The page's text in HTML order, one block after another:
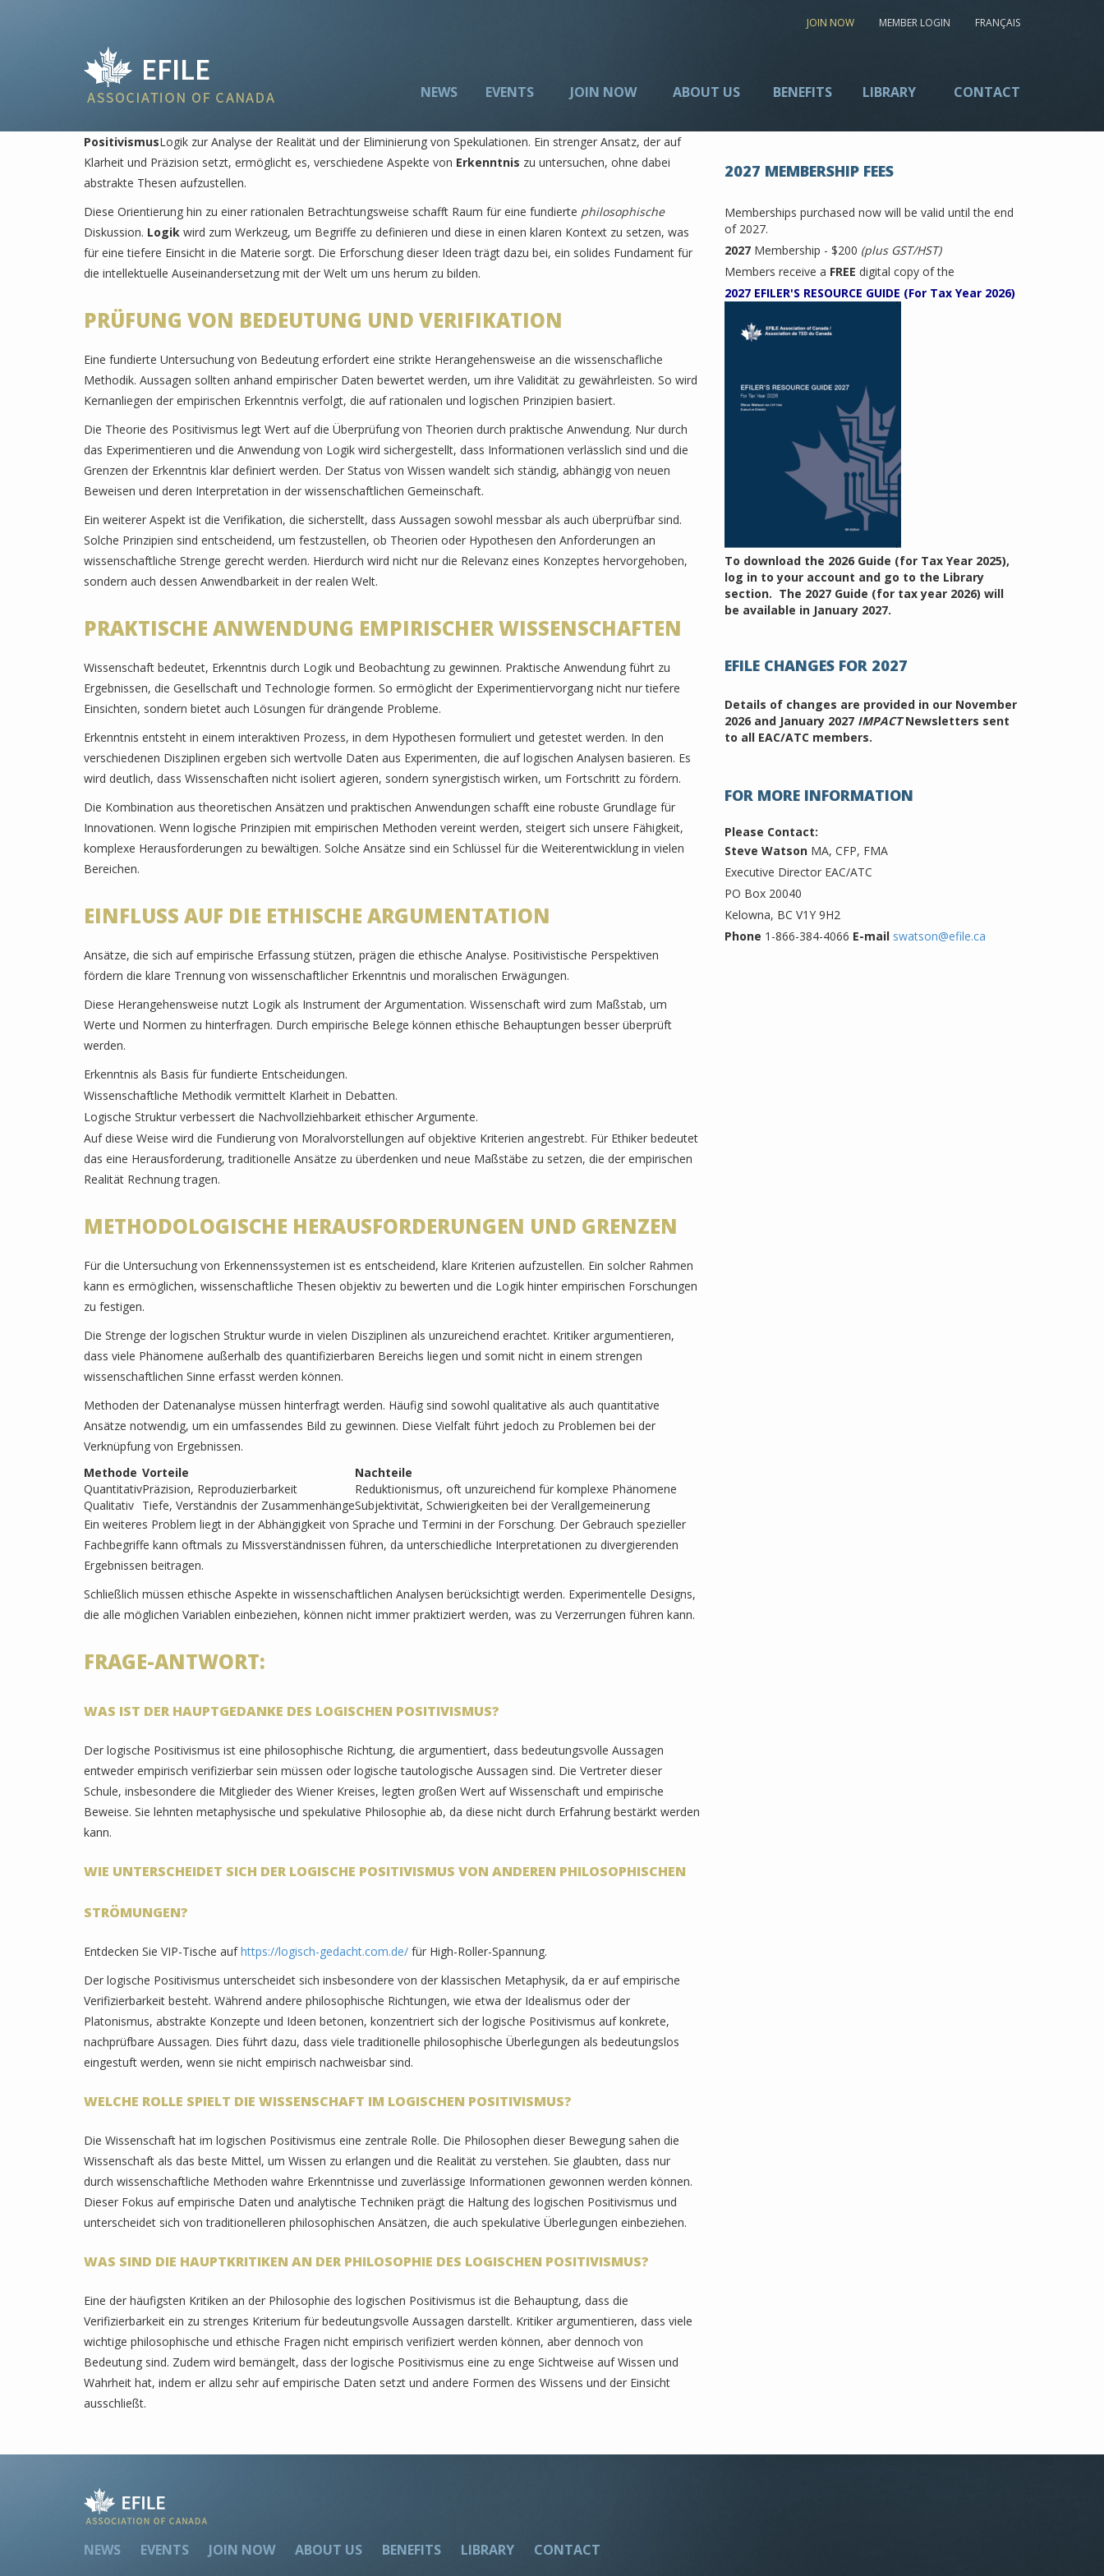
JOIN NOW MEMBER LOGIN FRANÇAIS
NEWS EVENTS JOIN NOW ABOUT US BENEFITS LIBRARY CONTACT
PositivismusLogik zur Analyse der Realität und der Eliminierung von Spekulationen. Ein strenger Ansatz, der auf
Klarheit und Präzision setzt, ermöglicht es, verschiedene Aspekte von Erkenntnis zu untersuchen, ohne dabei
abstrakte Thesen aufzustellen.
Diese Orientierung hin zu einer rationalen Betrachtungsweise schafft Raum für eine fundierte philosophische
Diskussion. Logik wird zum Werkzeug, um Begriffe zu definieren und diese in einen klaren Kontext zu setzen, was
für eine tiefere Einsicht in die Materie sorgt. Die Erforschung dieser Ideen trägt dazu bei, ein solides Fundament für
die intellektuelle Auseinandersetzung mit der Welt um uns herum zu bilden.
PRÜFUNG VON BEDEUTUNG UND VERIFIKATION
Eine fundierte Untersuchung von Bedeutung erfordert eine strikte Herangehensweise an die wissenschafliche
Methodik. Aussagen sollten anhand empirischer Daten bewertet werden, um ihre Validität zu gewährleisten. So wird
Kernanliegen der empirischen Erkenntnis verfolgt, die auf rationalen und logischen Prinzipien basiert.
Die Theorie des Positivismus legt Wert auf die Überprüfung von Theorien durch praktische Anwendung. Nur durch
das Experimentieren und die Anwendung von Logik wird sichergestellt, dass Informationen verlässlich sind und die
Grenzen der Erkenntnis klar definiert werden. Der Status von Wissen wandelt sich ständig, abhängig von neuen
Beweisen und deren Interpretation in der wissenschaftlichen Gemeinschaft.
Ein weiterer Aspekt ist die Verifikation, die sicherstellt, dass Aussagen sowohl messbar als auch überprüfbar sind.
Solche Prinzipien sind entscheidend, um festzustellen, ob Theorien oder Hypothesen den Anforderungen an
wissenschaftliche Strenge gerecht werden. Hierdurch wird nicht nur die Relevanz eines Konzeptes hervorgehoben,
sondern auch dessen Anwendbarkeit in der realen Welt.
PRAKTISCHE ANWENDUNG EMPIRISCHER WISSENSCHAFTEN
Wissenschaft bedeutet, Erkenntnis durch Logik und Beobachtung zu gewinnen. Praktische Anwendung führt zu
Ergebnissen, die Gesellschaft und Technologie formen. So ermöglicht der Experimentiervorgang nicht nur tiefere
Einsichten, sondern bietet auch Lösungen für drängende Probleme.
Erkenntnis entsteht in einem interaktiven Prozess, in dem Hypothesen formuliert und getestet werden. In den
verschiedenen Disziplinen ergeben sich wertvolle Daten aus Experimenten, die auf logischen Analysen basieren. Es
wird deutlich, dass Wissenschaften nicht isoliert agieren, sondern synergistisch wirken, um Fortschritt zu fördern.
Die Kombination aus theoretischen Ansätzen und praktischen Anwendungen schafft eine robuste Grundlage für
Innovationen. Wenn logische Prinzipien mit empirischen Methoden vereint werden, steigert sich unsere Fähigkeit,
komplexe Herausforderungen zu bewältigen. Solche Ansätze sind ein Schlüssel für die Weiterentwicklung in vielen
Bereichen.
EINFLUSS AUF DIE ETHISCHE ARGUMENTATION
Ansätze, die sich auf empirische Erfassung stützen, prägen die ethische Analyse. Positivistische Perspektiven
fördern die klare Trennung von wissenschaftlicher Erkenntnis und moralischen Erwägungen.
Diese Herangehensweise nutzt Logik als Instrument der Argumentation. Wissenschaft wird zum Maßstab, um
Werte und Normen zu hinterfragen. Durch empirische Belege können ethische Behauptungen besser überprüft
werden.
Erkenntnis als Basis für fundierte Entscheidungen.
Wissenschaftliche Methodik vermittelt Klarheit in Debatten.
Logische Struktur verbessert die Nachvollziehbarkeit ethischer Argumente.
Auf diese Weise wird die Fundierung von Moralvorstellungen auf objektive Kriterien angestrebt. Für Ethiker bedeutet
das eine Herausforderung, traditionelle Ansätze zu überdenken und neue Maßstäbe zu setzen, die der empirischen
Realität Rechnung tragen.
METHODOLOGISCHE HERAUSFORDERUNGEN UND GRENZEN
Für die Untersuchung von Erkennenssystemen ist es entscheidend, klare Kriterien aufzustellen. Ein solcher Rahmen
kann es ermöglichen, wissenschaftliche Thesen objektiv zu bewerten und die Logik hinter empirischen Forschungen
zu festigen.
Die Strenge der logischen Struktur wurde in vielen Disziplinen als unzureichend erachtet. Kritiker argumentieren,
dass viele Phänomene außerhalb des quantifizierbaren Bereichs liegen und somit nicht in einem strengen
wissenschaftlichen Sinne erfasst werden können.
Methoden der Datenanalyse müssen hinterfragt werden. Häufig sind sowohl qualitative als auch quantitative
Ansätze notwendig, um ein umfassendes Bild zu gewinnen. Diese Vielfalt führt jedoch zu Problemen bei der
Verknüpfung von Ergebnissen.
Methode Vorteile
Nachteile
QuantitativPräzision, Reproduzierbarkeit
Reduktionismus, oft unzureichend für komplexe Phänomene
Qualitativ Tiefe, Verständnis der ZusammenhängeSubjektivität, Schwierigkeiten bei der Verallgemeinerung
Ein weiteres Problem liegt in der Abhängigkeit von Sprache und Termini in der Forschung. Der Gebrauch spezieller
Fachbegriffe kann oftmals zu Missverständnissen führen, da unterschiedliche Interpretationen zu divergierenden
Ergebnissen beitragen.
Schließlich müssen ethische Aspekte in wissenschaftlichen Analysen berücksichtigt werden. Experimentelle Designs,
die alle möglichen Variablen einbeziehen, können nicht immer praktiziert werden, was zu Verzerrungen führen kann.
FRAGE-ANTWORT:
WAS IST DER HAUPTGEDANKE DES LOGISCHEN POSITIVISMUS?
Der logische Positivismus ist eine philosophische Richtung, die argumentiert, dass bedeutungsvolle Aussagen
entweder empirisch verifizierbar sein müssen oder logische tautologische Aussagen sind. Die Vertreter dieser
Schule, insbesondere die Mitglieder des Wiener Kreises, legten großen Wert auf Wissenschaft und empirische
Beweise. Sie lehnten metaphysische und spekulative Philosophie ab, da diese nicht durch Erfahrung bestärkt werden
kann.
WIE UNTERSCHEIDET SICH DER LOGISCHE POSITIVISMUS VON ANDEREN PHILOSOPHISCHEN
STRÖMUNGEN?
Entdecken Sie VIP-Tische aufhttps://logisch-gedacht.com.de/ für High-Roller-Spannung.
Der logische Positivismus unterscheidet sich insbesondere von der klassischen Metaphysik, da er auf empirische
Verifizierbarkeit besteht. Während andere philosophische Richtungen, wie etwa der Idealismus oder der
Platonismus, abstrakte Konzepte und Ideen betonen, konzentriert sich der logische Positivismus auf konkrete,
nachprüfbare Aussagen. Dies führt dazu, dass viele traditionelle philosophische Überlegungen als bedeutungslos
eingestuft werden, wenn sie nicht empirisch nachweisbar sind.
WELCHE ROLLE SPIELT DIE WISSENSCHAFT IM LOGISCHEN POSITIVISMUS?
Die Wissenschaft hat im logischen Positivismus eine zentrale Rolle. Die Philosophen dieser Bewegung sahen die
Wissenschaft als das beste Mittel, um Wissen zu erlangen und die Realität zu verstehen. Sie glaubten, dass nur
durch wissenschaftliche Methoden wahre Erkenntnisse und zuverlässige Informationen gewonnen werden können.
Dieser Fokus auf empirische Daten und analytische Techniken prägt die Haltung des logischen Positivismus und
unterscheidet sich von traditionelleren philosophischen Ansätzen, die auch spekulative Überlegungen einbeziehen.
WAS SIND DIE HAUPTKRITIKEN AN DER PHILOSOPHIE DES LOGISCHEN POSITIVISMUS?
Eine der häufigsten Kritiken an der Philosophie des logischen Positivismus ist die Behauptung, dass die
Verifizierbarkeit ein zu strenges Kriterium für bedeutungsvolle Aussagen darstellt. Kritiker argumentieren, dass viele
wichtige philosophische und ethische Fragen nicht empirisch verifiziert werden können, aber dennoch von
Bedeutung sind. Zudem wird bemängelt, dass der logische Positivismus eine zu enge Sichtweise auf Wissen und
Wahrheit hat, indem er allzu sehr auf empirische Daten setzt und andere Formen des Wissens und der Einsicht
ausschließt.
2027 MEMBERSHIP FEES
Memberships purchased now will be valid until the end
of 2027.
2027 Membership - $200 (plus GST/HST)
Members receive a FREE digital copy of the
2027 EFILER'S RESOURCE GUIDE (For Tax Year 2026)
To download the 2026 Guide (for Tax Year 2025),
log in to your account and go to the Library
section. The 2027 Guide (for tax year 2026) will
be available in January 2027.
EFILE CHANGES FOR 2027
Details of changes are provided in our November
2026 and January 2027 IMPACTNewsletters sent
to all EAC/ATC members.
FOR MORE INFORMATION
Please Contact:
Steve Watson MA, CFP, FMA
Executive Director EAC/ATC
PO Box 20040
Kelowna, BC V1Y 9H2
Phone 1-866-384-4066 E-mail swatson@efile.ca
NEWS EVENTS JOIN NOW ABOUT US BENEFITS LIBRARY CONTACT